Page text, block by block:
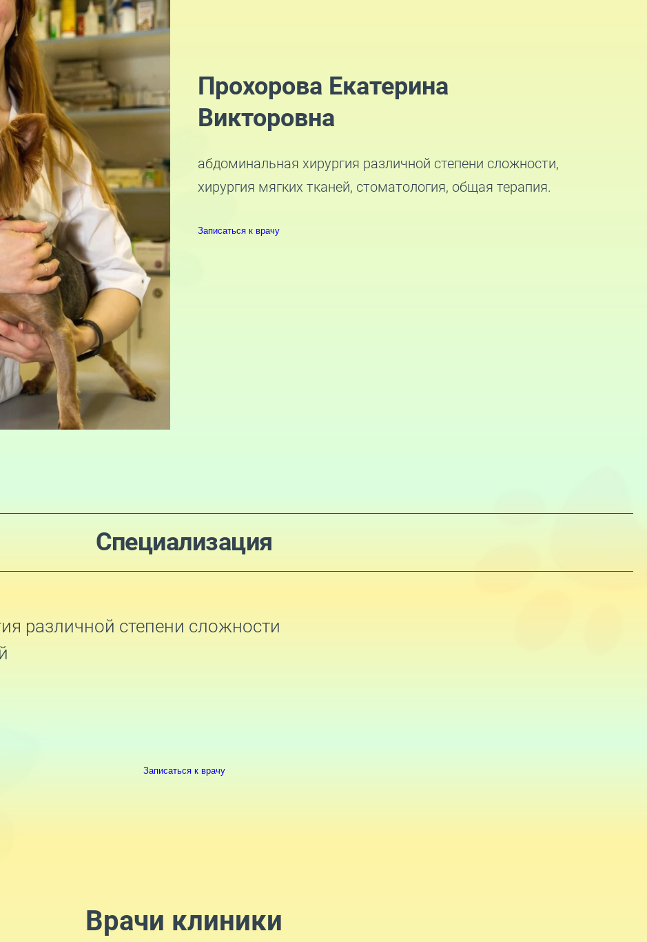
Прохорова Екатерина
Викторовна
абдоминальная хирургия различной степени сложности,
хирургия мягких тканей, стоматология, общая терапия.
Записаться к врачу
Специализация
различной степени сложности
Записаться к врачу
Врачи клиники